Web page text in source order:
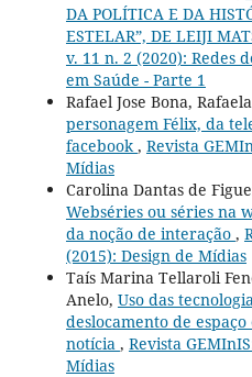
DA POLÍTICA E DA
ESTELAR”, DE LEIJI
v. 11 n. 2 (2020): Redes
em Saúde - Parte 1
Rafael Jose Bona,
personagem Félix, da
facebook, Revista
Mídias
Carolina Dantas de
Webséries ou séries na
da noção de interação ,
(2015): Design de Mídias
Taís Marina Tellaroli
Anelo, Uso das
deslocamento de
notícia , Revista
Mídias